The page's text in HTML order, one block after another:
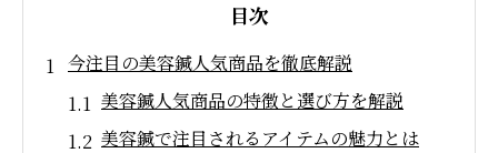
目次
今注目の美容鍼人気商品を徹底解説
美容鍼人気商品の特徴と選び方を解説
美容鍼で注目されるアイテムの魅力とは